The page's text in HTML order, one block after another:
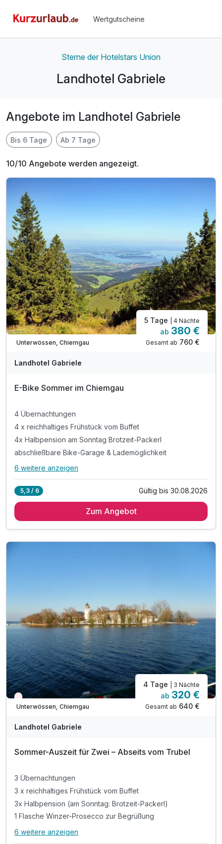
Wertgutscheine
Sterne der Hotelstars Union
Landhotel Gabriele
Angebote im Landhotel Gabriele
Bis 6 Tage Ab 7 Tage
10/10 Angebote werden angezeigt.
Unterwössen, Chiemgau
5 Tage | 4 Nächte
ab 380 €
Gesamt ab 760 €
Landhotel Gabriele
E-Bike Sommer im Chiemgau
4 Übernachtungen
4 x reichhaltiges Frühstück vom Buffet
4x Halbpension am Sonntag Brotzeit-Packerl
abschließbare Bike-Garage & Lademöglichkeit
Alle Inklusivleistungen
4 x reichhaltiges Frühstück vom Buffet
Bei Möglichkeit Early-Check in
Bei Möglichkeit Early-Check in
6 weitere anzeigen
5,3 / 6 Gültig bis 30.08.2026
Zum Angebot
Nur noch Restplätze
Unterwössen, Chiemgau
4 Tage | 3 Nächte
ab 320 €
Gesamt ab 640 €
Landhotel Gabriele
Sommer-Auszeit für Zwei – Abseits vom Trubel
3 Übernachtungen
3 x reichhaltiges Frühstück vom Buffet
3x Halbpension (am Sonntag: Brotzeit-Packerl)
1 Flasche Winzer-Prosecco zur Begrüßung
Alle Inklusivleistungen
6 weitere anzeigen